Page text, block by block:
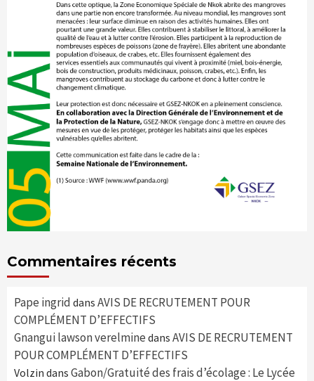
Commentaires récents
Pape ingrid dans AVIS DE RECRUTEMENT POUR
COMPLÉMENT D’EFFECTIFS
Gnangui lawson verelmine dans AVIS DE RECRUTEMENT
POUR COMPLÉMENT D’EFFECTIFS
Volzin dans Gabon/Gratuité des frais d’écolage : Le Lycée